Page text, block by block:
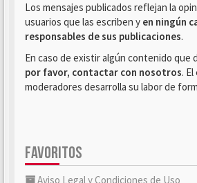
Los mensajes publicados reflejan la
usuarios que las escriben y en ningún
responsables de sus publicaciones.
En caso de existir algún contenido que
por favor, contactar con nosotros.
moderadores desarrolla su labor de
FAVORITOS
Aviso Legal y Condiciones de Uso